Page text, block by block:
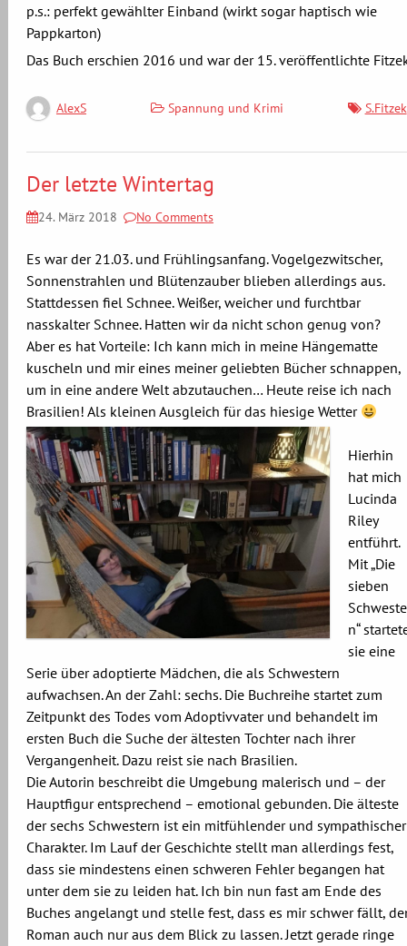
p.s.: perfekt gewählter Einband (wirkt sogar haptisch wie
Pappkarton)
Das Buch erschien 2016 und war der 15. veröffentlichte
AlexS Spannung und Krimi S.Fitzek
Der letzte Wintertag
24. März 2018 No Comments
Es war der 21.03. und Frühlingsanfang. Vogelgezwitscher,
Sonnenstrahlen und Blütenzauber blieben allerdings aus.
Stattdessen fiel Schnee. Weißer, weicher und furchtbar
nasskalter Schnee. Hatten wir da nicht schon genug von?
Aber es hat Vorteile: Ich kann mich in meine Hängematte
kuscheln und mir eines meiner geliebten Bücher schnappen,
um in eine andere Welt abzutauchen… Heute reise ich nach
Brasilien! Als kleinen Ausgleich für das hiesige Wetter
Hierhin
hat mich
Lucinda
Riley
entführt.
Mit „Die
sieben
n“
sie eine
Serie über adoptierte Mädchen, die als Schwestern
aufwachsen. An der Zahl: sechs. Die Buchreihe startet zum
Zeitpunkt des Todes vom Adoptivvater und behandelt im
ersten Buch die Suche der ältesten Tochter nach ihrer
Vergangenheit. Dazu reist sie nach Brasilien.
Die Autorin beschreibt die Umgebung malerisch und – der
Hauptfigur entsprechend – emotional gebunden. Die älteste
der sechs Schwestern ist ein mitfühlender und sympathischer
Charakter. Im Lauf der Geschichte stellt man allerdings fest,
dass sie mindestens einen schweren Fehler begangen hat
unter dem sie zu leiden hat. Ich bin nun fast am Ende des
Buches angelangt und stelle fest, dass es mir schwer fällt,
Roman auch nur aus dem Blick zu lassen. Jetzt gerade ringe